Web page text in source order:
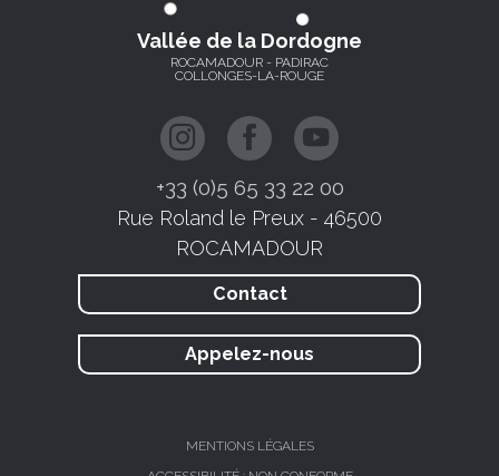
Vallée de la Dordogne
ROCAMADOUR - PADIRAC
COLLONGES-LA-ROUGE
+33 (0)5 65 33 22 00
Rue Roland le Preux - 46500
ROCAMADOUR
Contact
Appelez-nous
MENTIONS LÉGALES